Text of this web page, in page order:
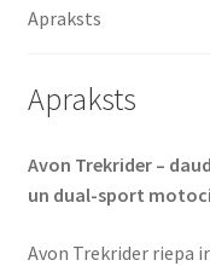
Apraksts
Apraksts
Avon Trekrider –
un dual-sport
Avon Trekrider riepa